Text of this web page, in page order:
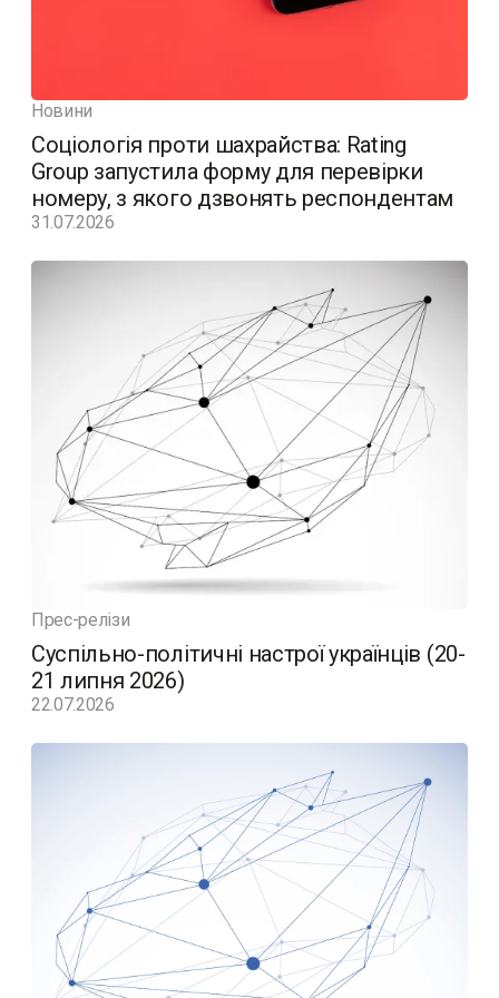
Новини
Соціологія проти шахрайства: Rating
Group запустила форму для перевірки
номеру, з якого дзвонять респондентам
31.07.2026
Прес-релізи
Суспільно-політичні настрої українців (20-
21 липня 2026)
22.07.2026